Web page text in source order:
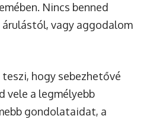
Nincs benned
árulástól, vagy aggodalom
hogy sebezhetővé
vele a legmélyebb
gondolataidat, a